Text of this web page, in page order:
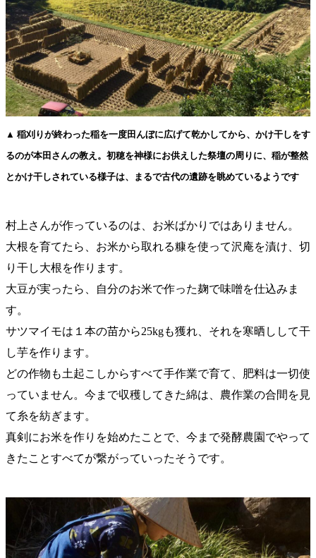
▲ 稲刈りが終わった稲を一度田んぼに広げて乾かしてから、かけ干しをす
るのが本田さんの教え。初穂を神様にお供えした祭壇の周りに、稲が整然
とかけ干しされている様子は、まるで古代の遺跡を眺めているようです
村上さんが作っているのは、お米ばかりではありません。
大根を育てたら、お米から取れる糠を使って沢庵を漬け、切
り干し大根を作ります。
大豆が実ったら、自分のお米で作った麹で味噌を仕込みま
す。
サツマイモは１本の苗から25kgも獲れ、それを寒晒しして干
し芋を作ります。
どの作物も土起こしからすべて手作業で育て、肥料は一切使
っていません。今まで収穫してきた綿は、農作業の合間を見
て糸を紡ぎます。
真剣にお米を作りを始めたことで、今まで発酵農園でやって
きたことすべてが繋がっていったそうです。